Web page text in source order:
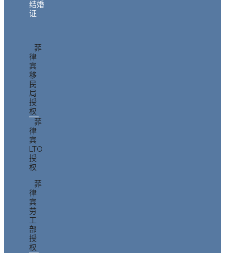
结婚
证
菲
律
宾
移
民
局
授
权
菲
律
宾
LTO
授
权
菲
律
宾
劳
工
部
授
权